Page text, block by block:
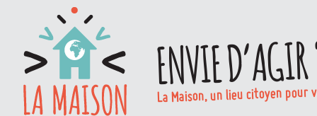
ENVIE
La Maison, un lieu citoyen